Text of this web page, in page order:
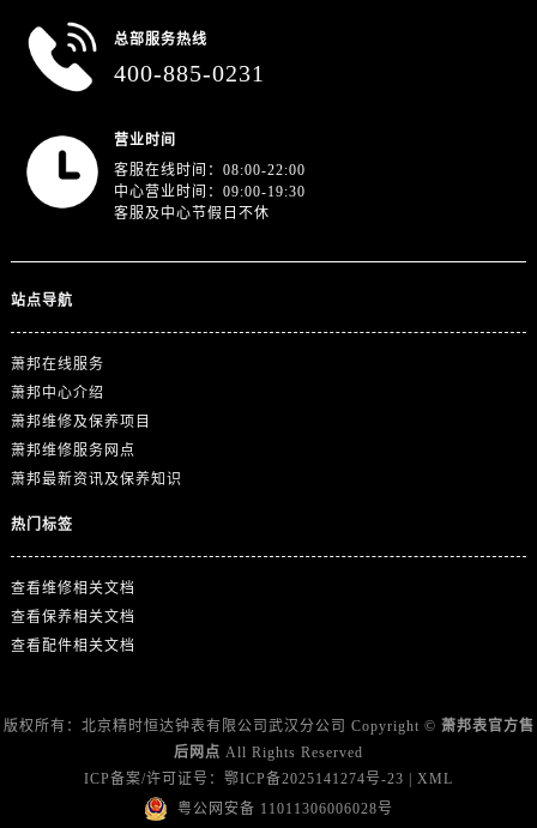
广东省清远市清城区湖西路萧邦售后服务中心（需提前预约）
广东省汕尾市城区香洲街道园林社区翠园街萧邦售后服务中心（需提前预约）
广西壮族自治区桂林市秀峰区红岭路萧邦售后服务中心（需提前预约）
总部服务热线
400-885-0231
营业时间
客服在线时间：08:00-22:00
中心营业时间：09:00-19:30
客服及中心节假日不休
站点导航
萧邦在线服务
萧邦中心介绍
萧邦维修及保养项目
萧邦维修服务网点
萧邦最新资讯及保养知识
热门标签
查看维修相关文档
查看保养相关文档
查看配件相关文档
版权所有：北京精时恒达钟表有限公司武汉分公司 Copyright © 萧邦表官方售
后网点 All Rights Reserved
ICP备案/许可证号： 鄂ICP备2025141274号-23 | XML
粤公网安备 11011306006028号